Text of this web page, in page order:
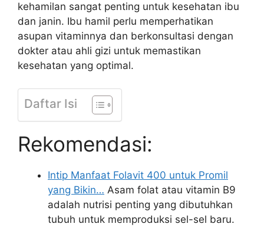
kehamilan sangat penting untuk kesehatan ibu
dan janin. Ibu hamil perlu memperhatikan
asupan vitaminnya dan berkonsultasi dengan
dokter atau ahli gizi untuk memastikan
kesehatan yang optimal.
Daftar Isi
Rekomendasi:
Intip Manfaat Folavit 400 untuk Promil
yang Bikin… Asam folat atau vitamin B9
adalah nutrisi penting yang dibutuhkan
tubuh untuk memproduksi sel-sel baru.